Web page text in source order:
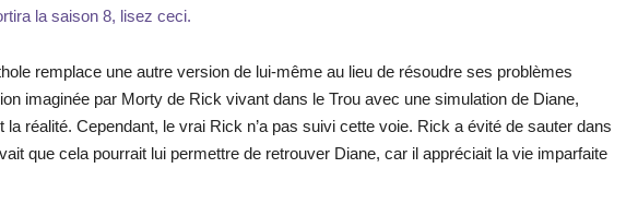
la saison 8, lisez ceci.
remplace une autre version de lui-même au lieu de résoudre ses problèmes
imaginée par Morty de Rick vivant dans le Trou avec une simulation de Diane,
la réalité. Cependant, le vrai Rick n’a pas suivi cette voie. Rick a évité de sauter dans
que cela pourrait lui permettre de retrouver Diane, car il appréciait la vie imparfaite